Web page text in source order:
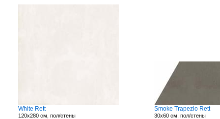
White Rett
120x280 см, пол/стены
Smoke Trapezio Rett
30x60 см, пол/стены